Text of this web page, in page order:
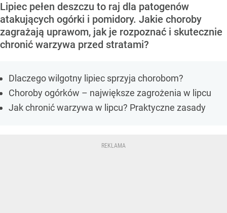
Lipiec pełen deszczu to raj dla patogenów
atakujących ogórki i pomidory. Jakie choroby
zagrażają uprawom, jak je rozpoznać i skutecznie
chronić warzywa przed stratami?
Dlaczego wilgotny lipiec sprzyja chorobom?
Choroby ogórków – największe zagrożenia w lipcu
Jak chronić warzywa w lipcu? Praktyczne zasady